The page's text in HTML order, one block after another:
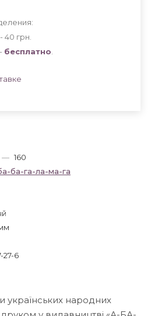
— 160
ба-га-ла-ма-га
27-6
40 грн
бесплатно
українських народних